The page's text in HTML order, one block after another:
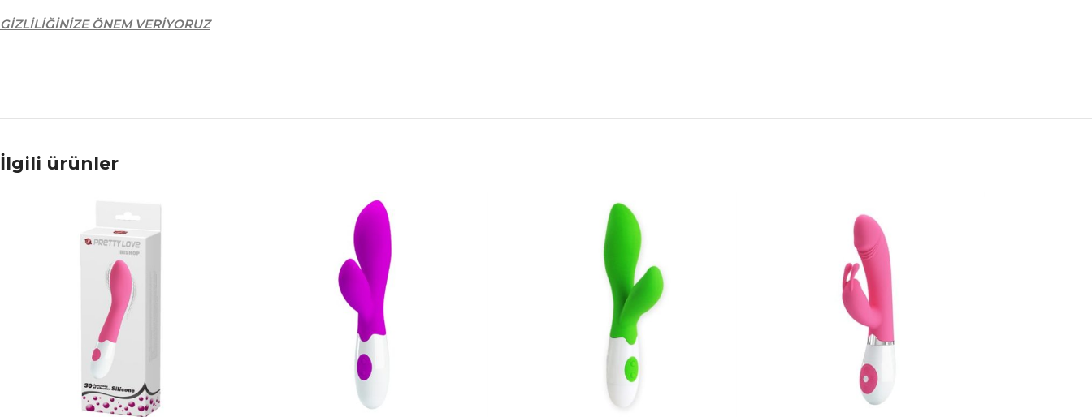
GİZLİLİĞİNİZE ÖNEM VERİYORUZ
İlgili ürünler